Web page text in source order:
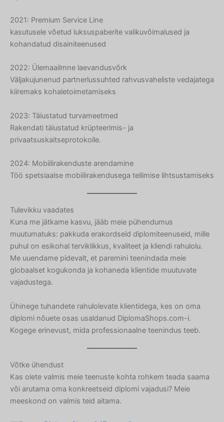
2021: Premium Service Line
kasutusele võetud luksuspaberite valikuvõimalused ja
kohandatud disainiteenused
2022: Ülemaailmne laevandusvõrk
Väljakujunenud partnerlussuhted rahvusvaheliste vedajatega
kiiremaks kohaletoimetamiseks
2023: Täiustatud turvameetmed
Rakendati täiustatud krüpteerimis- ja
privaatsuskaitseprotokolle.
2024: Mobiilirakenduste arendamine
Töö spetsiaalse mobiilirakendusega tellimise lihtsustamiseks
Tulevikku vaadates
Kuna me jätkame kasvu, jääb meie pühendumus
muutumatuks: pakkuda erakordseid diplomiteenuseid, mille
puhul on esikohal terviklikkus, kvaliteet ja kliendi rahulolu.
Me uuendame pidevalt, et paremini teenindada meie
globaalset kogukonda ja kohaneda klientide muutuvate
vajadustega.
Ühinege tuhandete rahulolevate klientidega, kes on oma
diplomi nõuete osas usaldanud DiplomaShops.com-i.
Kogege erinevust, mida professionaalne teenindus teeb.
Võtke ühendust
Kas olete valmis meie teenuste kohta rohkem teada saama
või arutama oma konkreetseid diplomi vajadusi? Meie
meeskond on valmis teid aitama.
Czech
Danish
Hungarian
Armenian
Icelandic
Japanese
Georgian
Macedonian
Chinese